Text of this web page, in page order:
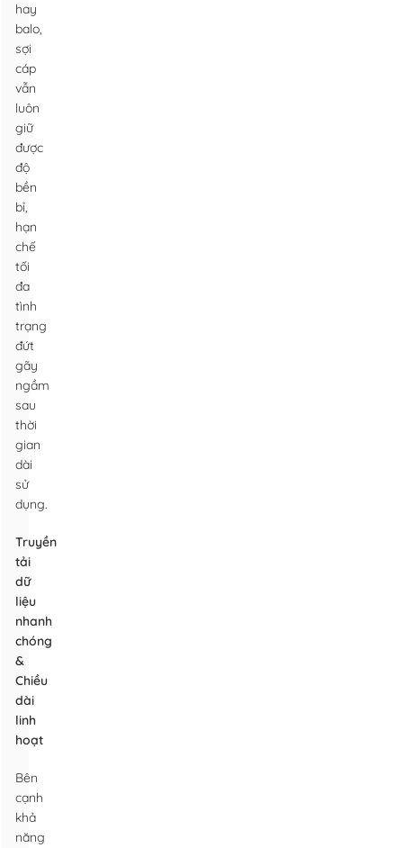
hay
balo,
sợi
cáp
vẫn
luôn
giữ
được
độ
bền
bỉ,
hạn
chế
tối
đa
tình
trạng
đứt
gãy
ngầm
sau
thời
gian
dài
sử
dụng.
Truyền
tải
dữ
liệu
nhanh
chóng
&
Chiều
dài
linh
hoạt
Bên
cạnh
khả
năng